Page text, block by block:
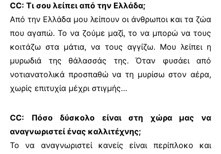
CC: Τι σου λείπει από την Ελλάδα;
Από την Ελλάδα μου λείπουν οι άνθρωποι και τα ζώα
που αγαπώ. Το να ζούμε μαζί, το να μπορώ να τους
κοιτάζω στα μάτια, να τους αγγίζω. Μου λείπει η
μυρωδιά της θάλασσάς της. Όταν φυσάει από
νοτιανατολικά προσπαθώ να τη μυρίσω στον αέρα,
χωρίς επιτυχία μέχρι στιγμής…
CC: Πόσο δύσκολο είναι στη χώρα μας να
αναγνωριστεί ένας καλλιτέχνης;
Το να αναγνωριστεί κανείς είναι περίπλοκο και